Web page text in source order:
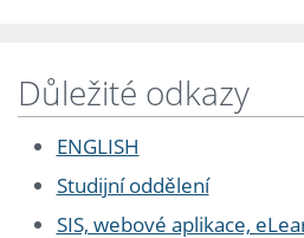
Důležité odkazy
ENGLISH
Studijní oddělení
SIS, webové aplikace,